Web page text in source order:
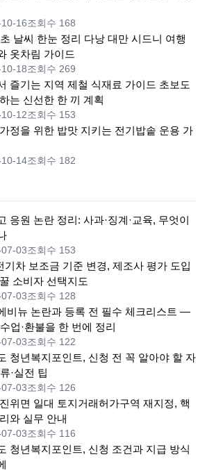
16조회수 168
날씨 한눈 정리 다낭 대만 시드니 여행
옷차림 가이드
18조회수 269
즐기는 지역 제철 식재료 가이드 초보도
는 신선한 한 끼 계획
12조회수 153
정을 위한 밥맛 지키는 전기밥솥 운용 가
14조회수 182
응원 논란 정리: 사과·징계·교육, 무엇이
03조회수 153
기차 보조금 기준 변경, 제조사 평가 도입
소비자 선택지도
03조회수 128
비뉴 논란과 등록 전 필수 체크리스트 —
업·환불을 한 번에 정리
03조회수 122
청년복지포인트, 신청 전 꼭 알아야 할 자
·실전 팁
03조회수 126
위면 일대 토지거래허가구역 재지정, 핵
와 실무 안내
03조회수 116
청년복지포인트, 신청 조건과 지급 방식